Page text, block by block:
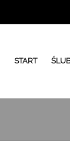
START